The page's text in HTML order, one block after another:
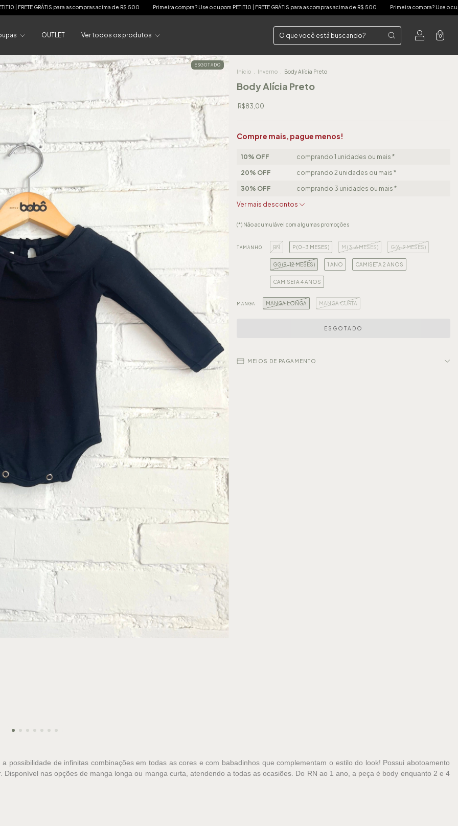
acima de R$ 500 Primeira compra? Use o cupom PETIT10 | FRETE GRÁTIS para as compras acima de R$ 500 Primeira compra? Use o cupom PETIT10 | FRETE GRÁTIS
OUTLET Ver todos os produtos 0
ESGOTADO
Início Inverno Body Alícia Preto
Body Alícia Preto
R$83,00
Compre mais, pague menos!
10% OFF comprando 1 unidades ou mais *
20% OFF comprando 2 unidades ou mais *
30% OFF comprando 3 unidades ou mais *
Ver mais descontos
(*) Não acumulável com algumas promoções
TAMANHO RN P (0-3 MESES) M (3-6 MESES) G (6-9 MESES)
GG (9-12 MESES) 1 ANO CAMISETA 2 ANOS
CAMISETA 4 ANOS
MANGA MANGA LONGA MANGA CURTA
MEIOS DE PAGAMENTO
possibilidade de infinitas combinações em todas as cores e com babadinhos que complementam o estilo do look! Possui abotoamento
nas opções de manga longa ou manga curta, atendendo a todas as ocasiões. Do RN ao 1 ano, a peça é body enquanto 2 e 4